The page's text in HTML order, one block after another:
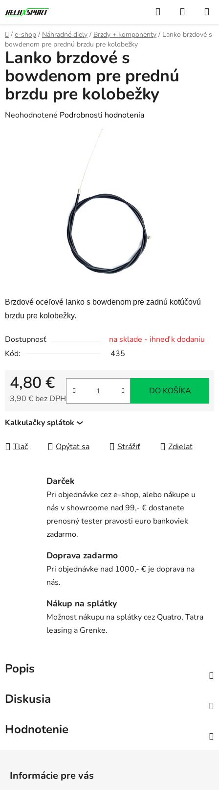
na
obsah
Hľadať
KOŠÍK
Domov
/ e-shop / Náhradné diely / Brzdy + komponenty / Lanko brzdové s
bowdenom pre prednú brzdu pre kolobežky
Brzdové oceľové lanko s bowdenom pre zadnú kotúčovú
brzdu pre kolobežky.
Dostupnosť
na sklade - ihneď k dodaniu
Kód:
435
4,80 €
3,90 € bez DPH
DO KOŠÍKA
Kalkulačky splátok
Tlač Opýtať sa Strážiť Zdieľať
Lanko brzdové s
bowdenom pre prednú
brzdu pre kolobežky
Priemerné
Neohodnotené Podrobnosti hodnotenia
Darček
Pri objednávke cez e-shop, alebo nákupe u
nás v showroome nad 99,- € dostanete
prenosný tester pravosti euro bankoviek
zadarmo.
Doprava zadarmo
Pri objednávke nad 1000,- € je doprava na
nás.
Nákup na splátky
Možnosť nákupu na splátky cez Quatro, Tatra
leasing a Grenke.
Popis
Diskusia
Hodnotenie
Informácie pre vás